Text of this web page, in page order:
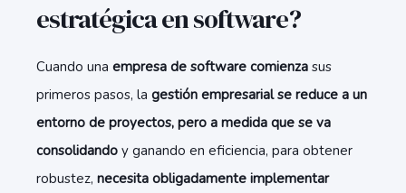
estratégica en software?
Cuando una empresa de software comienza sus
primeros pasos, la gestión empresarial se reduce a un
entorno de proyectos, pero a medida que se va
consolidando y ganando en eficiencia, para obtener
robustez, necesita obligadamente implementar